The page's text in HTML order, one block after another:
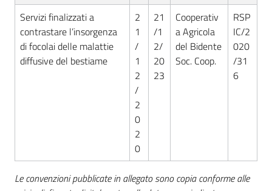
Servizi finalizzati a
contrastare l’insorgenza
di focolai delle malattie
diffusive del bestiame
2
1
/
1
2
/
2
0
2
0
21
/1
2/
20
23
Cooperativ
a Agricola
del Bidente
Soc. Coop.
RSP
IC/2
020
/31
6
Le convenzioni pubblicate in allegato sono copia conforme alle